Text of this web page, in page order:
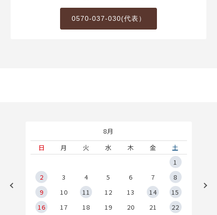
0570-037-030(代表）
8月
日
月 火 水 木 金
土
1
2
3 4 5 6 7
8
9
10 11 12 13 14
15
16
17 18 19 20 21
22